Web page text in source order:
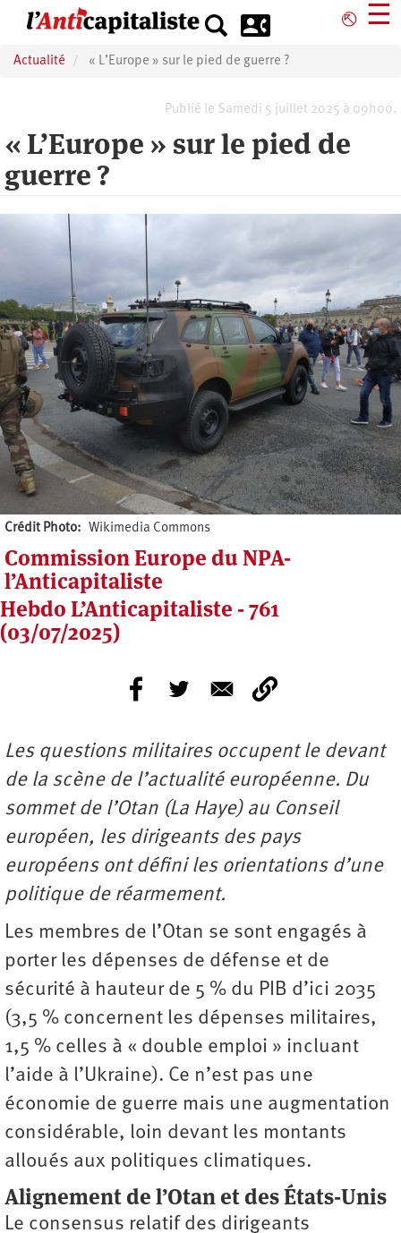
principal
⎋ ☰
Actualité « L’Europe » sur le pied de guerre ?
Publié le Samedi 5 juillet 2025 à 09h00.
« L’Europe » sur le pied de
guerre ?
Crédit Photo Wikimedia Commons
Commission Europe du NPA-
l’Anticapitaliste
Hebdo L’Anticapitaliste - 761
(03/07/2025)
Les questions militaires occupent le devant
de la scène de l’actualité européenne. Du
sommet de l’Otan (La Haye) au Conseil
européen, les dirigeants des pays
européens ont défini les orientations d’une
politique de réarmement.
Les membres de l’Otan se sont engagés à
porter les dépenses de défense et de
sécurité à hauteur de 5 % du PIB d’ici 2035
(3,5 % concernent les dépenses militaires,
1,5 % celles à « double emploi » incluant
l’aide à l’Ukraine). Ce n’est pas une
économie de guerre mais une augmentation
considérable, loin devant les montants
alloués aux politiques climatiques.
Alignement de l’Otan et des États-Unis
Le consensus relatif des dirigeants